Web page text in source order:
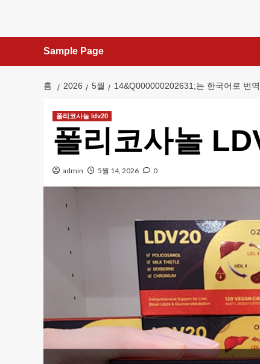
츠
건
Sample Page
홈 2026 5월 14&Q000000202631;는 한국어로 번
폴리코사놀 ldv20
폴리코사놀
admin 5월 14, 2026 0